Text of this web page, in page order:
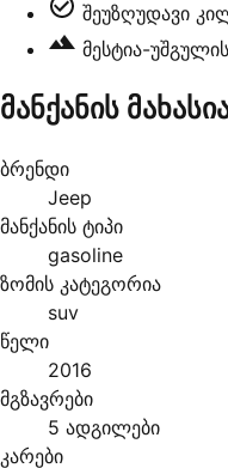
შეუზღუდავი
მესტია-
მანქანის
ბრენდი
Jeep
მანქანის ტიპი
gasoline
ზომის კატეგორია
suv
წელი
2016
მგზავრები
5 ადგილები
კარები